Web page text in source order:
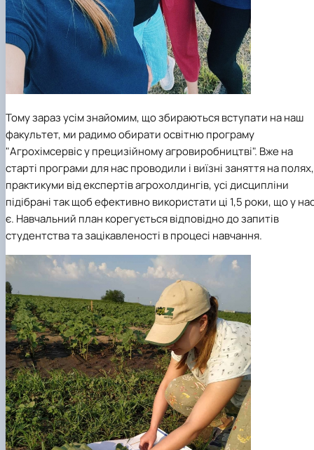
Тому зараз усім знайомим, що збираються вступати на наш
факультет, ми радимо обирати освітню програму
"Агрохімсервіс у прецизійному агровиробництві". Вже на
старті програми для нас проводили і виїзні заняття на полях,
практикуми від експертів агрохолдингів, усі дисципліни
підібрані так щоб ефективно використати ці 1,5 роки, що у
є. Навчальний план корегується відповідно до запитів
студентства та зацікавленості в процесі навчання.